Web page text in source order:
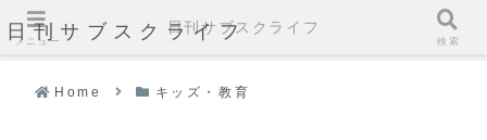
日刊サブスクライフ
Home キッズ・教育
メニュー
日刊サブスクライフ
検索